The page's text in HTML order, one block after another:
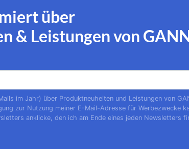
über
& Leistungen von
im Jahr) über Produktneuheiten und Leistungen von
zur Nutzung meiner E-Mail-Adresse für
anklicke, den ich am Ende eines jeden Newsletters